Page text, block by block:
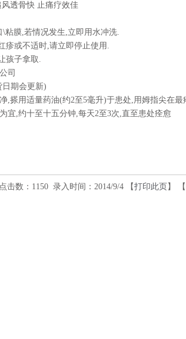
透骨快 止痛疗效佳
粘膜,若情况发生,立即用水冲洗.
疹或不适时,请立即停止使用.
孩子拿取.
司
日期会更新)
,搽用适量药油(约2至5毫升)于患处,用姆指尖在
宜,约十至十五分钟,每天2至3次,直至患处痊愈
点击数：1150 录入时间：2014/9/4 【打印此页 】 【